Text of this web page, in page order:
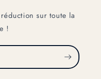
sur toute la
!